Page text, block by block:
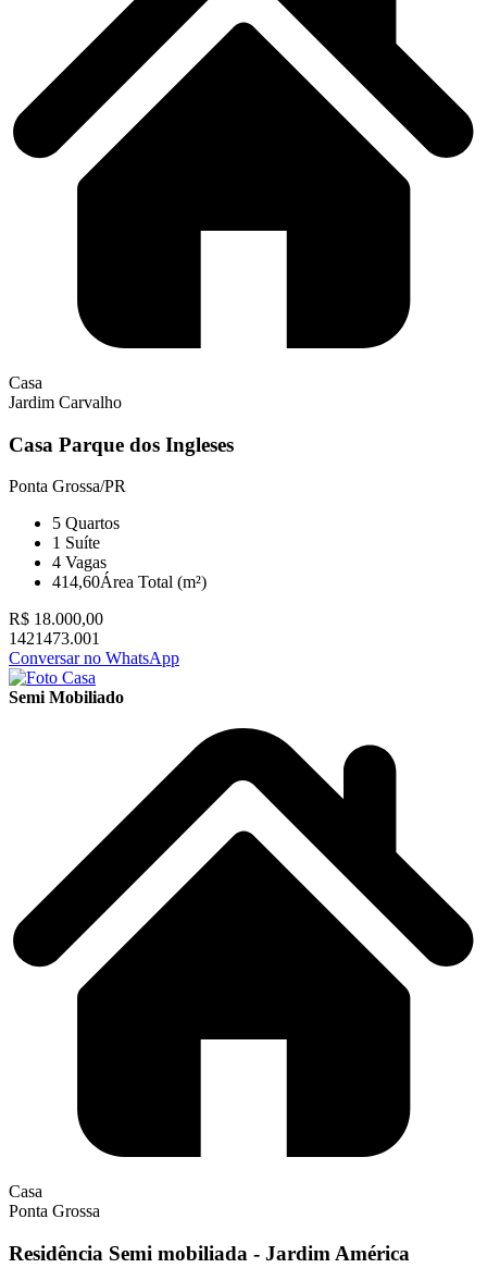
Casa
Jardim Carvalho
Casa Parque dos Ingleses
Ponta Grossa/PR
5 Quartos
1 Suíte
4 Vagas
414,60Área Total (m²)
R$ 18.000,00
1421473.001
Conversar no WhatsApp
Semi Mobiliado
Casa
Ponta Grossa
Residência Semi mobiliada - Jardim América